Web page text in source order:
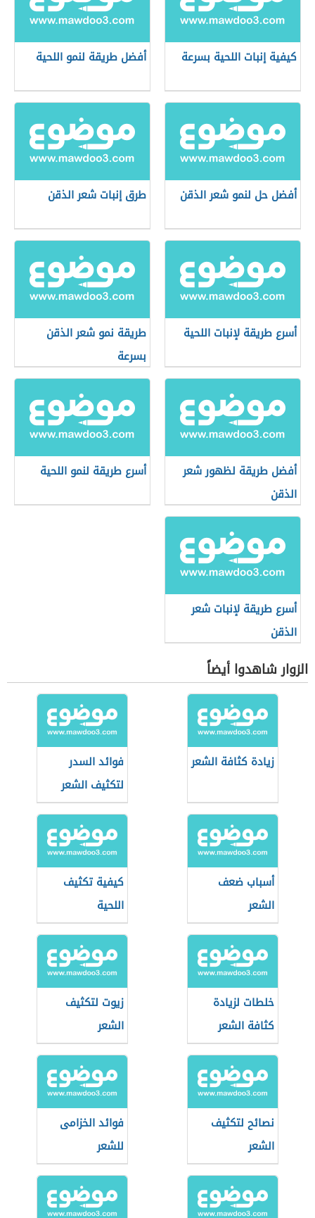
كيفية إنبات اللحية بسرعة أفضل طريقة لنمو اللحية
أفضل حل لنمو شعر الذقن طرق إنبات شعر الذقن
أسرع طريقة لإنبات اللحية
طريقة نمو شعر الذقن
بسرعة
أفضل طريقة لظهور شعر
الذقن
أسرع طريقة لنمو اللحية
أسرع طريقة لإنبات شعر
الذقن
الزوار شاهدوا أيضاً
زيادة كثافة الشعر
فوائد السدر
لتكثيف الشعر
أسباب ضعف
الشعر
كيفية تكثيف
اللحية
خلطات لزيادة
كثافة الشعر
وتحفيز نموه
زيوت لتكثيف
الشعر
نصائح لتكثيف
الشعر
فوائد الخزامى
للشعر